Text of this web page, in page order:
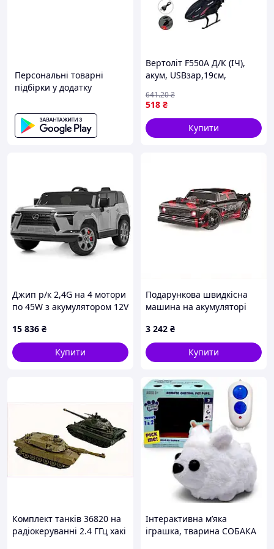
підходить для ігор удома та на вулиці
танк радіокерований
акумулятор Li-ion
шнур для заряджання акумулятора та
кульки для стрільби
Персональні товарні
підбірки у додатку
Вертоліт F550A Д/К (ІЧ),
акум, USBзар,19см,
518 ₴
641.20₴
Купити
Джип р/к 2,4G на 4 мотори
по 45W з акумулятором 12V
BLUETOOTH, APP, EVA,
музикою, світлом, сірий.
15 836 ₴
Купити
Подарункова швидкісна
машина на акумуляторі
3 242 ₴
Купити
Комплект танків 36820 на
радіокеруванні 2.4 ГГц хакі
Інтерактивна мʼяка
іграшка, тварина СОБАКА